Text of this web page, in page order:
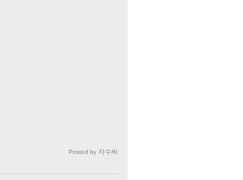
Posted by 자수씨